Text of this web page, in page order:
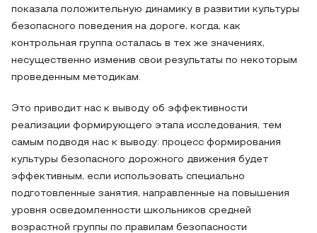
показала положительную динамику в развитии культуры
безопасного поведения на дороге, когда, как
контрольная группа осталась в тех же значениях,
несущественно изменив свои результаты по некоторым
проведенным методикам.
Это приводит нас к выводу об эффективности
реализации формирующего этапа исследования, тем
самым подводя нас к выводу: процесс формирования
культуры безопасного дорожного движения будет
эффективным, если использовать специально
подготовленные занятия, направленные на повышения
уровня осведомленности школьников средней
возрастной группы по правилам безопасности